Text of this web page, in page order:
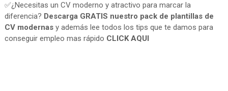
✅¿Necesitas un CV moderno y atractivo para marcar la
diferencia? Descarga GRATIS nuestro pack de plantillas de
CV modernasy además lee todos los tips que te damos para
conseguir empleo mas rápido CLICK AQUI